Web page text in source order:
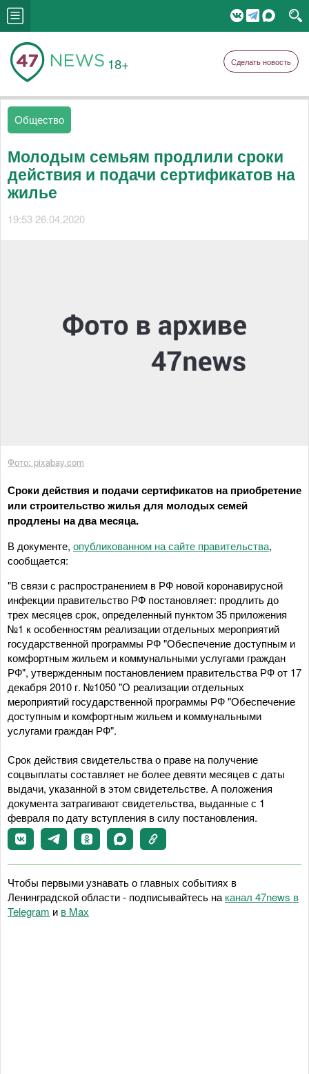
18+ Сделать новость
Общество
Молодым семьям продлили сроки
действия и подачи сертификатов на
жилье
19:53 26.04.2020
Фото: pixabay.com
Сроки действия и подачи сертификатов на приобретение
или строительство жилья для молодых семей
продлены на два месяца.
В документе, опубликованном на сайте правительства,
сообщается:
"В связи с распространением в РФ новой коронавирусной
инфекции правительство РФ постановляет: продлить до
трех месяцев срок, определенный пунктом 35 приложения
№1 к особенностям реализации отдельных мероприятий
государственной программы РФ "Обеспечение доступным и
комфортным жильем и коммунальными услугами граждан
РФ", утвержденным постановлением правительства РФ от 17
декабря 2010 г. №1050 "О реализации отдельных
мероприятий государственной программы РФ "Обеспечение
доступным и комфортным жильем и коммунальными
услугами граждан РФ".
Срок действия свидетельства о праве на получение
соцвыплаты составляет не более девяти месяцев с даты
выдачи, указанной в этом свидетельстве. А положения
документа затрагивают свидетельства, выданные с 1
февраля по дату вступления в силу постановления.
Чтобы первыми узнавать о главных событиях в
Ленинградской области - подписывайтесь на канал 47news в
Telegram и в Maх